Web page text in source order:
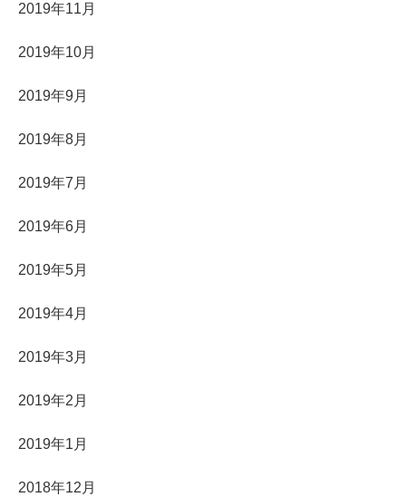
2019年11月
2019年10月
2019年9月
2019年8月
2019年7月
2019年6月
2019年5月
2019年4月
2019年3月
2019年2月
2019年1月
2018年12月